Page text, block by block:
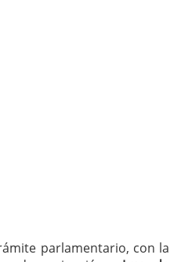
parlamentario, con la